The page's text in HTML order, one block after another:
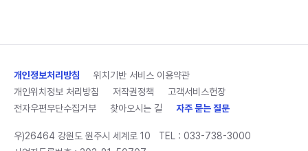
개인정보처리방침
위치기반 서비스 이용약관
개인위치정보 처리방침
저작권정책
고객서비스헌장
전자우편무단수집거부
찾아오시는 길 자주 묻는 질문
우)26464 강원도 원주시 세계로 10 TEL : 033-738-3000